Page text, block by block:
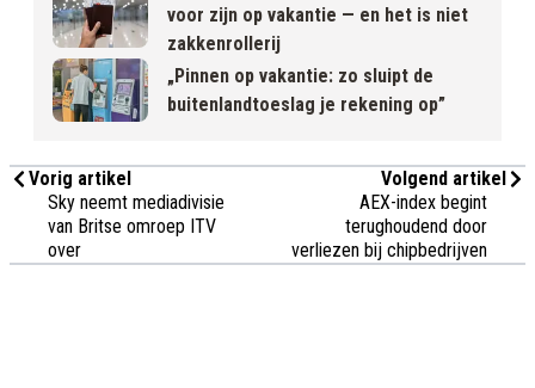
voor zijn op vakantie — en het is niet
zakkenrollerij
„Pinnen op vakantie: zo sluipt de
buitenlandtoeslag je rekening op”
Vorig artikel
Sky neemt mediadivisie
van Britse omroep ITV
over
Volgend artikel
AEX-index begint
terughoudend door
verliezen bij chipbedrijven